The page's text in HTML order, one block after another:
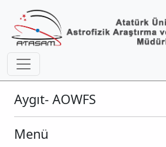
Aygıt- AOWFS
Menü